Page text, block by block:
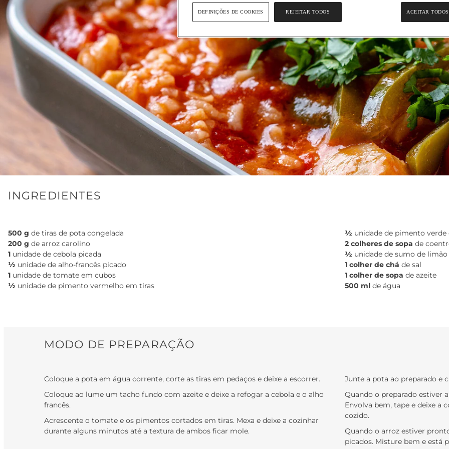
INGREDIENTES
500 g de tiras de pota congelada
200 g de arroz carolino
1 unidade de cebola picada
½ unidade de alho-francês picado
1 unidade de tomate em cubos
½ unidade de pimento vermelho em tiras
½ unidade de pimento verde
2 colheres de sopa de
½ unidade de sumo de limão
1 colher de chá de sal
1 colher de sopa de azeite
500 ml de água
MODO DE PREPARAÇÃO
Coloque a pota em água corrente, corte as tiras em pedaços e deixe a escorrer.
Coloque ao lume um tacho fundo com azeite e deixe a refogar a cebola e o alho
francês.
Acrescente o tomate e os pimentos cortados em tiras. Mexa e deixe a cozinhar
durante alguns minutos até a textura de ambos ficar mole.
Junte a pota ao preparado e
Quando o preparado estiver
Envolva bem, tape e deixe a
cozido.
Quando o arroz estiver
picados. Misture bem e está
REJEITAR TODOS ACEITAR
DEFINIÇÕES DE COOKIES